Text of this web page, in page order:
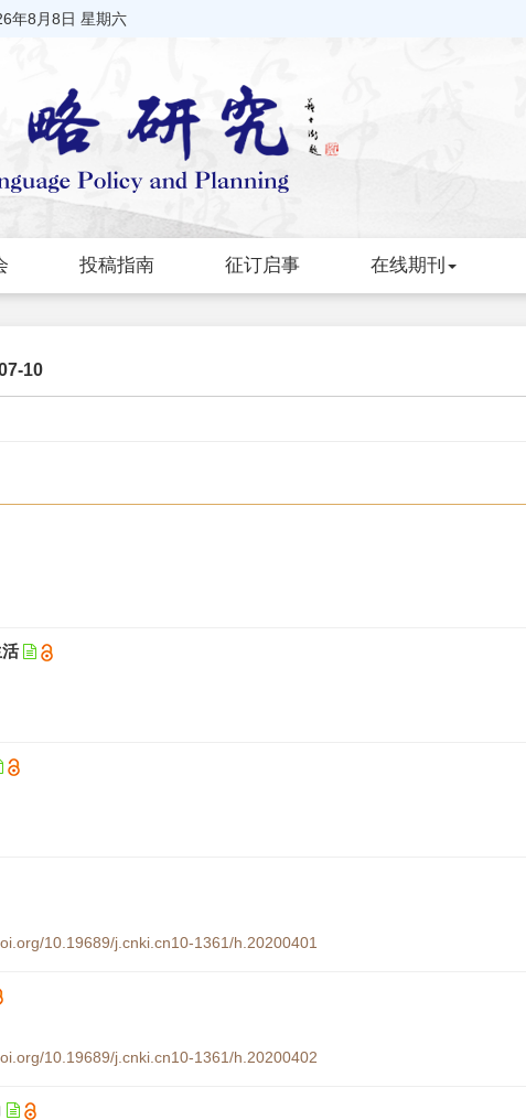
年8月8日 星期六
投稿指南 征订启事 在线期刊
10
10.19689/j.cnki.cn10-1361/h.20200401
10.19689/j.cnki.cn10-1361/h.20200402